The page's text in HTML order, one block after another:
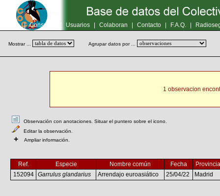
Inicio | Consultas Usuarios Colaboran Contacto F.A.Q.
Mostrar ... Agrupar datos por ...
1 observacion
Observación con anotaciones. Situar el puntero sobre el icono.
Editar la observación.
+ Ampliar información.
Ref. Especie Nombre común Fecha
Provincia
152094
Garrulus glandarius Arrendajo euroasiático 25/04/22 Madrid